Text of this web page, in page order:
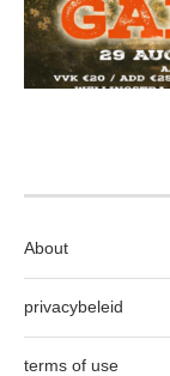
About
privacybeleid
terms of use